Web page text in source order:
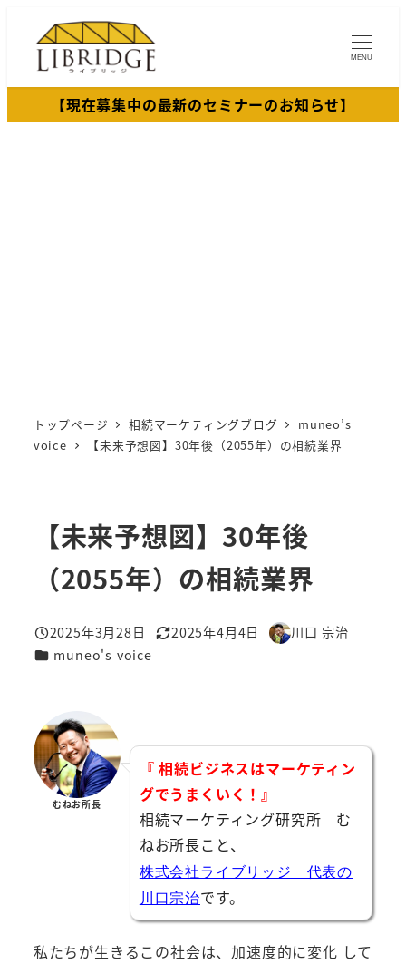
ン
MENU
【現在募集中の最新のセミナーのお知らせ】
トップページ 相続マーケティングブログ
muneo’s
voice
【未来予想図】30年後（2055年）の相続業界
【未来予想図】30年後
（2055年）の相続業界
投稿日
2025年3月28日
更新日
2025年4月4日
著
川口 宗治
カテゴリー
muneo's voice
むねお所長
『 相続ビジネスはマーケティン
グでうまくいく！』
相続マーケティング研究所 む
ねお所長こと、
株式会社ライブリッジ 代表の
川口宗治です。
私たちが生きるこの社会は、加速度的に変化 して